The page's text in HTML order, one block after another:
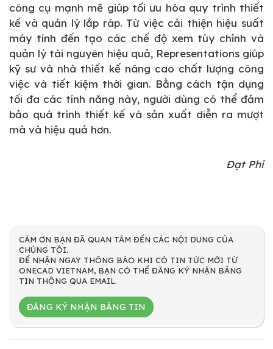
công cụ mạnh mẽ giúp tối ưu hóa quy trình thiết
kế và quản lý lắp ráp. Từ việc cải thiện hiệu suất
máy tính đến tạo các chế độ xem tùy chỉnh và
quản lý tài nguyên hiệu quả, Representations giúp
kỹ sư và nhà thiết kế nâng cao chất lượng công
việc và tiết kiệm thời gian. Bằng cách tận dụng
tối đa các tính năng này, người dùng có thể đảm
bảo quá trình thiết kế và sản xuất diễn ra mượt
mà và hiệu quả hơn.
Đạt Phi
CÁM ƠN BẠN ĐÃ QUAN TÂM ĐẾN CÁC NỘI DUNG CỦA
CHÚNG TÔI.
ĐỂ NHẬN NGAY THÔNG BÁO KHI CÓ TIN TỨC MỚI TỪ
ONECAD VIETNAM, BẠN CÓ THỂ ĐĂNG KÝ NHẬN BẢNG
TIN THÔNG QUA EMAIL.
ĐĂNG KÝ NHẬN BẢNG TIN